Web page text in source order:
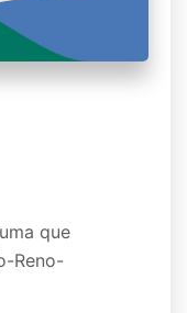
que
Reno-